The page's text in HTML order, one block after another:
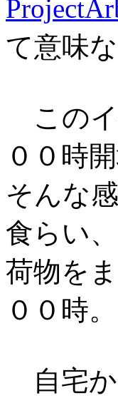
て意味
このイ
００時
そんな
食らい
荷物を
００時。
自宅か